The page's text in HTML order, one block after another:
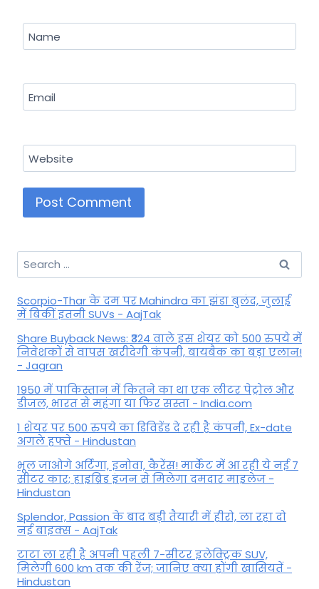
Name
Email
Website
Search
for:
Scorpio-Thar के दम पर Mahindra का झंडा बुलंद, जुलाई
में बिकीं इतनी SUVs - AajTak
Share Buyback News: ₹324 वाले इस शेयर को 500 रुपये में
निवेशकों से वापस खरीदेगी कंपनी, बायबैक का बड़ा एलान!
- Jagran
1950 में पाकिस्तान में कितने का था एक लीटर पेट्रोल और
डीजल, भारत से महंगा या फिर सस्ता - India.com
1 शेयर पर 500 रुपये का डिविडेंड दे रही है कंपनी, Ex-date
अगले हफ्ते - Hindustan
भूल जाओगे अर्टिगा, इनोवा, कैरेंस! मार्केट में आ रही ये नई 7
सीटर कार; हाइब्रिड इंजन से मिलेगा दमदार माइलेज -
Hindustan
Splendor, Passion के बाद बड़ी तैयारी में हीरो, ला रहा दो
नई बाइक्स - AajTak
टाटा ला रही है अपनी पहली 7-सीटर इलेक्ट्रिक SUV,
मिलेगी 600 km तक की रेंज; जानिए क्या होंगी खासियतें -
Hindustan